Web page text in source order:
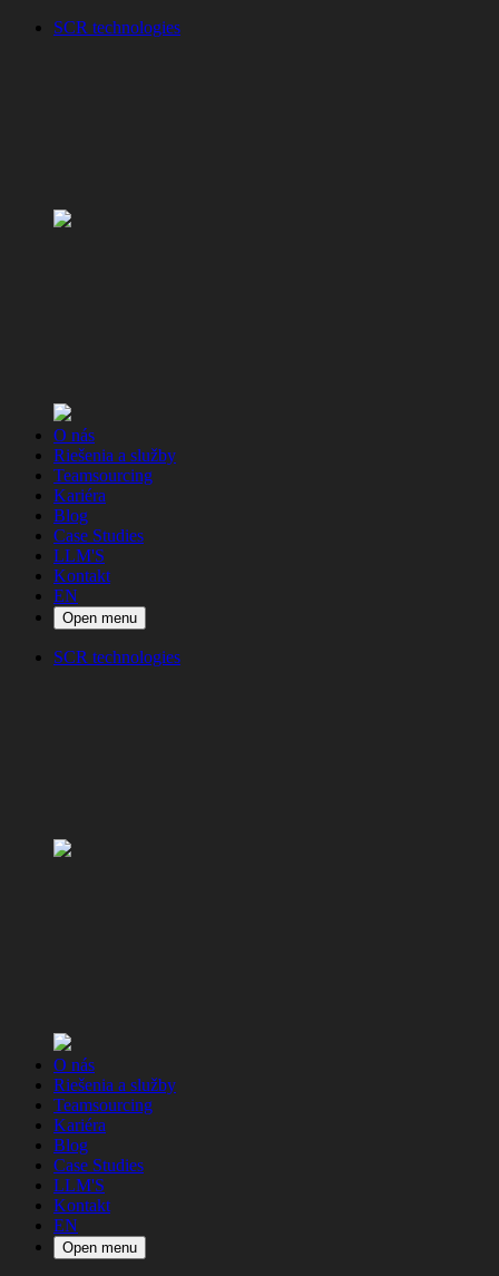
SCR technologies
O nás
Riešenia a služby
Teamsourcing
Kariéra
Blog
Case Studies
LLM'S
Kontakt
EN
Open menu
SCR technologies
O nás
Riešenia a služby
Teamsourcing
Kariéra
Blog
Case Studies
LLM'S
Kontakt
EN
Open menu